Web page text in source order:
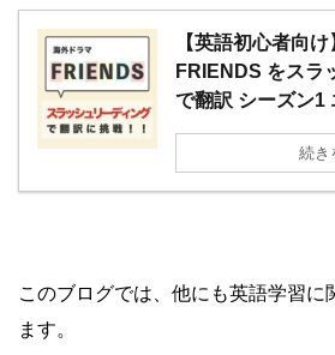
【英語初心者向
FRIENDS をスラ
で翻訳 シーズン1
続き
このブログでは、他にも英語学習に
ます。